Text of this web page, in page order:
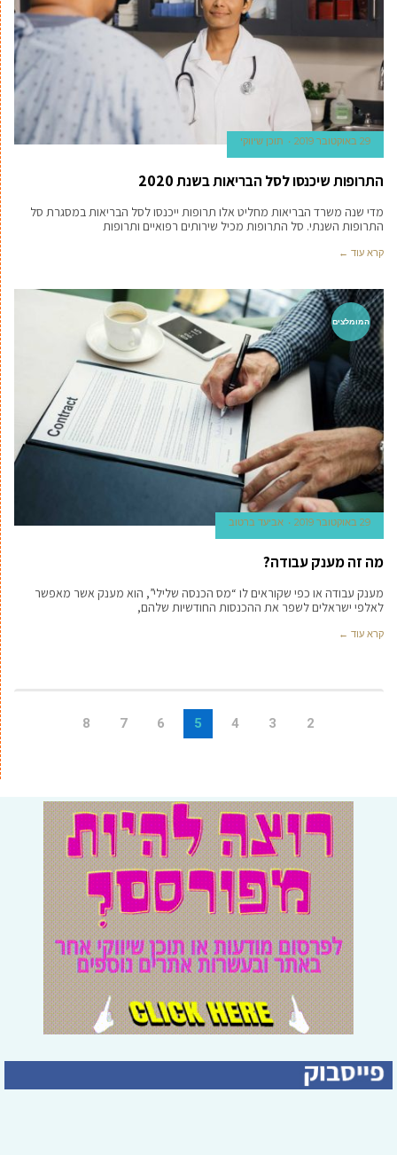
29 באוקטובר 2019 תוכן שיווקי
התרופות שיכנסו לסל הבריאות בשנת 2020
מדי שנה משרד הבריאות מחליט אלו תרופות ייכנסו לסל הבריאות במסגרת סל
התרופות השנתי. סל התרופות מכיל שירותים רפואיים ותרופות
קרא עוד ←
המומלצים
29 באוקטובר 2019 אביעד ברטוב
מה זה מענק עבודה?
מענק עבודה או כפי שקוראים לו “מס הכנסה שלילי”, הוא מענק אשר מאפשר
לאלפי ישראלים לשפר את ההכנסות החודשיות שלהם,
קרא עוד ←
2
3
4
5
6
7
8